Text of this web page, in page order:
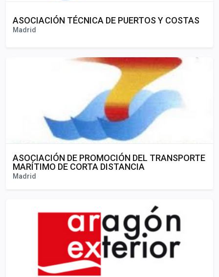
ASOCIACIÓN TÉCNICA DE PUERTOS Y COSTAS
Madrid
ASOCIACIÓN DE PROMOCIÓN DEL TRANSPORTE
MARÍTIMO DE CORTA DISTANCIA
Madrid